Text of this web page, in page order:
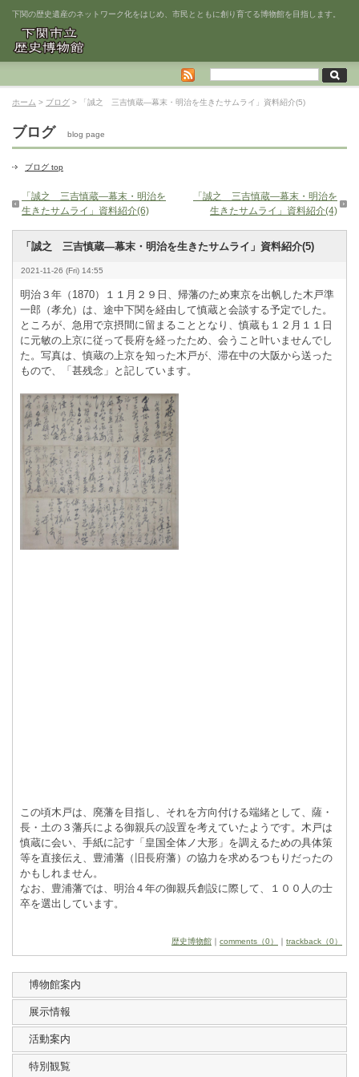
下関の歴史遺産のネットワーク化をはじめ、市民とともに創り育てる博物館を目指します。
ホーム > ブログ > 「誠之 三吉慎蔵―幕末・明治を生きたサムライ」資料紹介(5)
ブログ blog page
ブログ top
「誠之 三吉慎蔵―幕末・明治を
生きたサムライ」資料紹介(6)
「誠之 三吉慎蔵―幕末・明治を
生きたサムライ」資料紹介(4)
「誠之 三吉慎蔵―幕末・明治を生きたサムライ」資料紹介(5)
2021-11-26 (Fri) 14:55
明治３年（1870）１１月２９日、帰藩のため東京を出帆した木戸準
一郎（孝允）は、途中下関を経由して慎蔵と会談する予定でした。
ところが、急用で京摂間に留まることとなり、慎蔵も１２月１１日
に元敏の上京に従って長府を経ったため、会うこと叶いませんでし
た。写真は、慎蔵の上京を知った木戸が、滞在中の大阪から送った
もので、「甚残念」と記しています。
この頃木戸は、廃藩を目指し、それを方向付ける端緒として、薩・
長・土の３藩兵による御親兵の設置を考えていたようです。木戸は
慎蔵に会い、手紙に記す「皇国全体ノ大形」を調えるための具体策
等を直接伝え、豊浦藩（旧長府藩）の協力を求めるつもりだったの
かもしれません。
なお、豊浦藩では、明治４年の御親兵創設に際して、１００人の士
卒を選出しています。
歴史博物館 ｜ comments（0） ｜ trackback（0）
博物館案内
展示情報
活動案内
特別観覧